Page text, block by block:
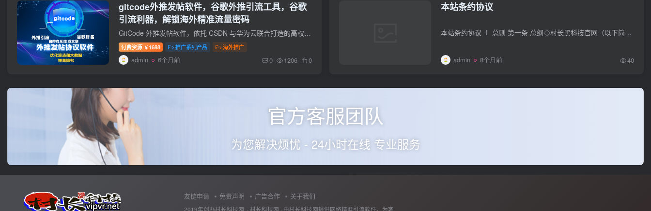
gitcode外推发帖软件，谷歌外推引流工具，谷歌
引流利器，解锁海外精准流量密码
GitCode 外推发帖软件，依托 CSDN 与华为云联合打造的高权重开源平台，成为谷歌外推引流核心工具！平台支持技术博客、项目文档等多形式内容一键发布，内置 SEO 优化配置，助力内容快速被谷歌收...
付费资源 ￥ 1688 推广系列产品 海外推广
admin 6个月前 0 1206 0
本站条约协议
本站条约协议 Ⅰ 总则 第一条 总纲◇村长黑科技官网（以下简称村长）是专业的中文编程交流平台。◇本规定在本网站具有最高效力，版区具体规定不得与本规则相抵触, 否则视为无效第二条...
admin 8个月前 40
官方客服团队
为您解决烦忧 - 24小时在线 专业服务
友链申请 免责声明 广告合作 关于我们
2019年创办村长科技网 · 村长科技网 · 由村长科技网提供网络精准引流软件，为客